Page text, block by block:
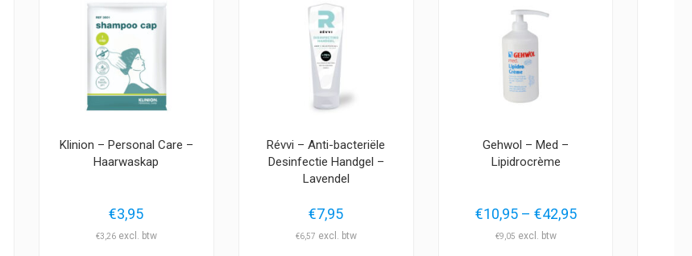
Klinion – Personal Care –
Haarwaskap
€3,95
€3,26
Révvi – Anti-bacteriële
Desinfectie Handgel –
Lavendel
€7,95
€6,57
Gehwol – Med –
Lipidrocrème
€10,95 – €42,95Prijsklasse:
€9,05